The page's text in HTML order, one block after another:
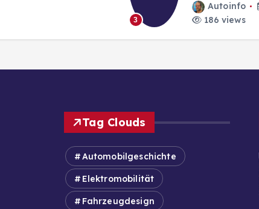
3
Autoinfo
186 views
Tag Clouds
Automobilgeschichte
Elektromobilität
Fahrzeugdesign